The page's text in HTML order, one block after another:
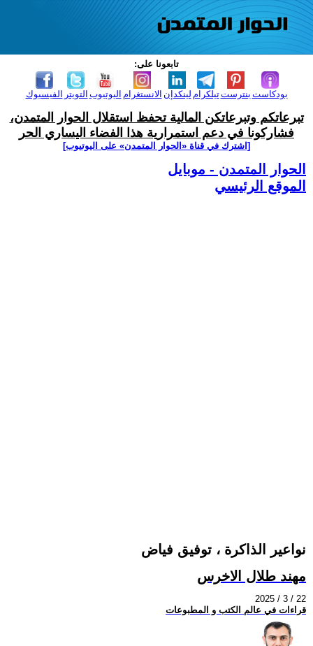
تابعونا على:
الفيسبوك التويتر اليوتيوب الانستغرام لينكدإن تيلكرامبنترست بودكاست
تبرعاتكم وتبرعاتكن المالية تحفظ استقلال الحوار المتمدن،
فشاركونا في دعم استمرارية هذا الفضاء اليساري الحر
[اشترك في قناة ‫«الحوار المتمدن» على اليوتيوب]
الحوار المتمدن - موبايل
الموقع الرئيسي
نواعير الذاكرة ، توفيق فياض
مهند طلال الاخرس
2025 / 3 / 22
قراءات في عالم الكتب و المطبوعات